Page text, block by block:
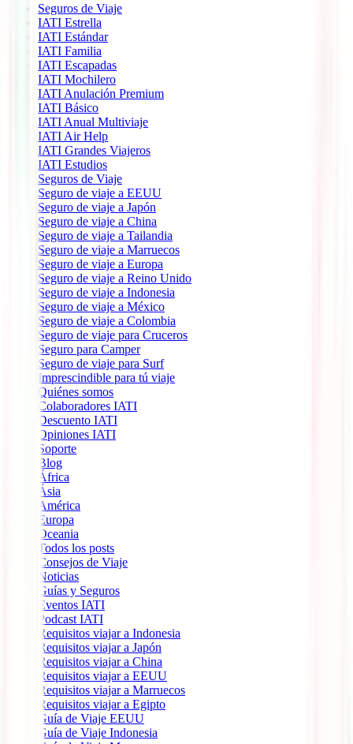
Seguros de Viaje
IATI Estrella
IATI Estándar
IATI Familia
IATI Escapadas
IATI Mochilero
IATI Anulación Premium
IATI Básico
IATI Anual Multiviaje
IATI Air Help
IATI Grandes Viajeros
IATI Estudios
Seguros de Viaje
Seguro de viaje a EEUU
Seguro de viaje a Japón
Seguro de viaje a China
Seguro de viaje a Tailandia
Seguro de viaje a Marruecos
Seguro de viaje a Europa
Seguro de viaje a Reino Unido
Seguro de viaje a Indonesia
Seguro de viaje a México
Seguro de viaje a Colombia
Seguro de viaje para Cruceros
Seguro para Camper
Seguro de viaje para Surf
Imprescindible para tú viaje
Quiénes somos
Colaboradores IATI
Descuento IATI
Opiniones IATI
Soporte
Blog
África
Ásia
América
Europa
Oceania
Todos los posts
Consejos de Viaje
Noticias
Guías y Seguros
Eventos IATI
Podcast IATI
Requisitos viajar a Indonesia
Requisitos viajar a Japón
Requisitos viajar a China
Requisitos viajar a EEUU
Requisitos viajar a Marruecos
Requisitos viajar a Egipto
Guía de Viaje EEUU
Guía de Viaje Indonesia